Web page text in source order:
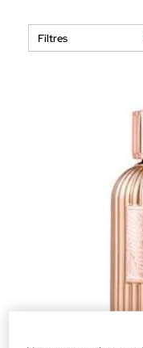
Filtres